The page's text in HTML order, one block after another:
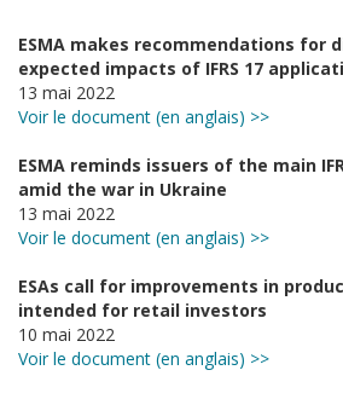
ESMA makes recommendations for
expected impacts of IFRS 17
13 mai 2022
Voir le document (en anglais) >>
ESMA reminds issuers of the main
amid the war in Ukraine
13 mai 2022
Voir le document (en anglais) >>
ESAs call for improvements in
intended for retail investors
10 mai 2022
Voir le document (en anglais) >>